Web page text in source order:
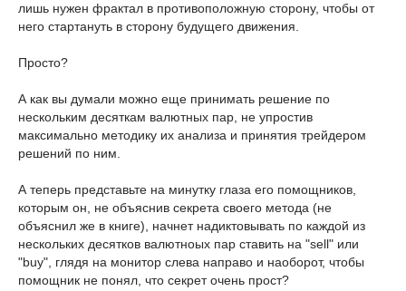
лишь нужен фрактал в противоположную сторону, чтобы от
него стартануть в сторону будущего движения.
Просто?
А как вы думали можно еще принимать решение по
нескольким десяткам валютных пар, не упростив
максимально методику их анализа и принятия трейдером
решений по ним.
А теперь представьте на минутку глаза его помощников,
которым он, не объяснив секрета своего метода (не
объяснил же в книге), начнет надиктовывать по каждой из
нескольких десятков валютноых пар ставить на "sell" или
"buy", глядя на монитор слева направо и наоборот, чтобы
помощник не понял, что секрет очень прост?